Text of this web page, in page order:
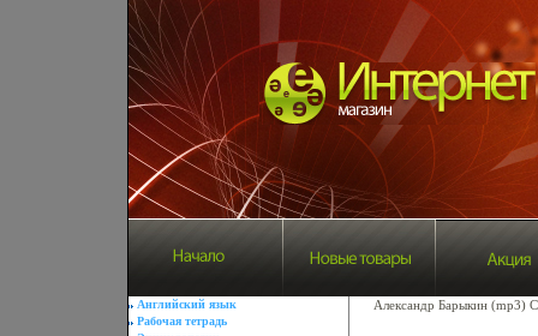
Английский язык
Рабочая тетрадь
Александр Барыкин (mp3)